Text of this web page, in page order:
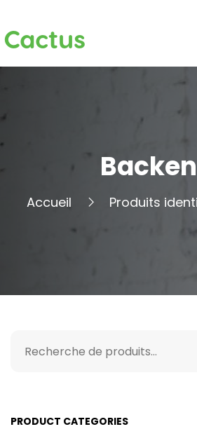
Cactus
Accueil Produits
PRODUCT CATEGORIES